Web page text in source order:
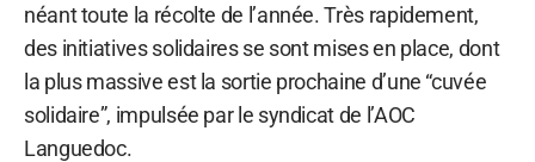
néant toute la récolte de l’année. Très rapidement,
des initiatives solidaires se sont mises en place, dont
la plus massive est la sortie prochaine d’une “cuvée
solidaire”, impulsée par le syndicat de l’AOC
Languedoc.